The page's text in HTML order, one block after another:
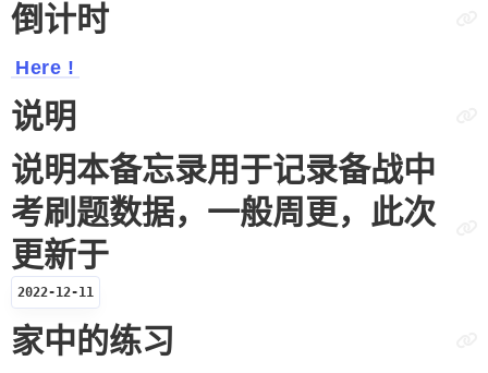
倒计时
Here !
说明
说明本备忘录用于记录备战中
考刷题数据，一般周更，此次
更新于
2022-12-11
家中的练习